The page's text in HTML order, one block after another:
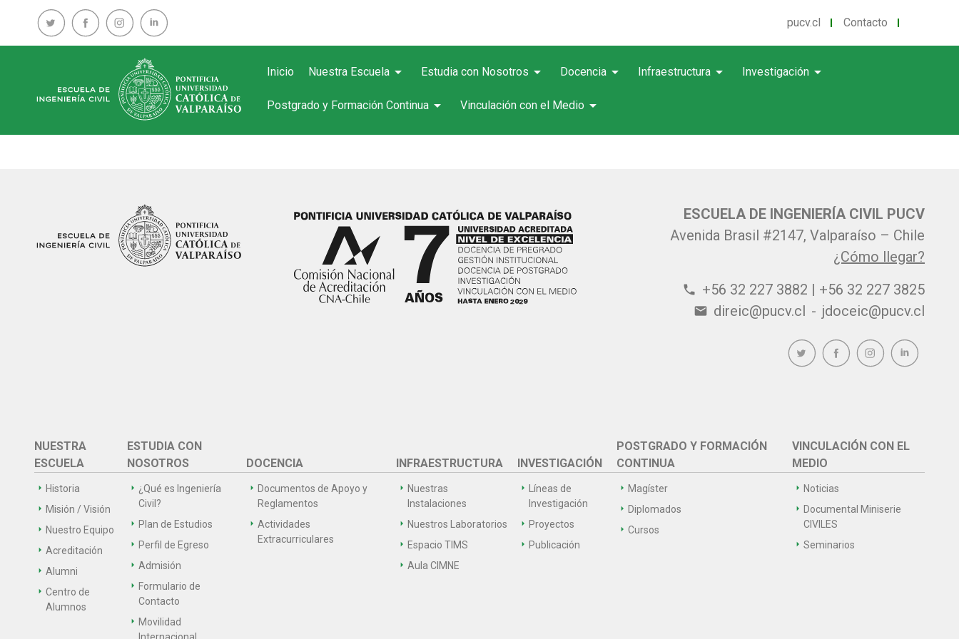
pucv.cl Contacto
Inicio Nuestra Escuela arrow_drop_down Estudia con Nosotros arrow_drop_down Docencia arrow_drop_down Infraestructura arrow_drop_down Investigación arrow_drop_down
Postgrado y Formación Continua arrow_drop_down Vinculación con el Medio arrow_drop_down
ESCUELA DE INGENIERÍA CIVIL PUCV
Avenida Brasil #2147, Valparaíso – Chile
¿Cómo llegar?
phone +56 32 227 3882 | +56 32 227 3825
email direic@pucv.cl - jdoceic@pucv.cl
NUESTRA
ESCUELA
Historia
Misión / Visión
Nuestro Equipo
Acreditación
Alumni
Centro de
Alumnos
ESTUDIA CON
NOSOTROS
¿Qué es Ingeniería
Civil?
Plan de Estudios
Perfil de Egreso
Admisión
Formulario de
Contacto
Movilidad
DOCENCIA
Documentos de Apoyo y
Reglamentos
Actividades
Extracurriculares
INFRAESTRUCTURA
Nuestras
Instalaciones
Nuestros Laboratorios
Espacio TIMS
Aula CIMNE
INVESTIGACIÓN
Líneas de
Investigación
Proyectos
Publicación
POSTGRADO Y FORMACIÓN
CONTINUA
Magíster
Diplomados
Cursos
VINCULACIÓN CON EL
MEDIO
Noticias
Documental Miniserie
CIVILES
Seminarios